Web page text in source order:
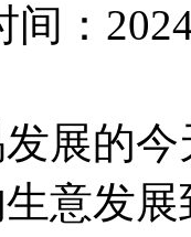
间：
的今
意发